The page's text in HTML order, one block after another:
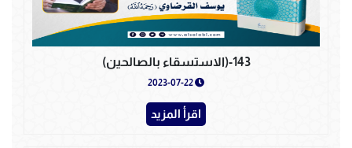
143-(الاستسقاء بالصالحين)
اقرأ المزيد